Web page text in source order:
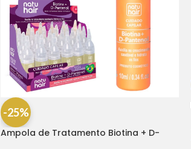
-25%
Ampola de Tratamento Biotina + D-